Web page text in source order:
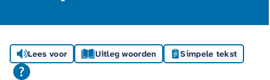
Lees voor Uitleg woorden Simpele tekst